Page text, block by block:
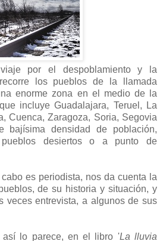
por el despoblamiento y la
los pueblos de la llamada
enorme zona en el medio de la
incluye Guadalajara, Teruel, La
Cuenca, Zaragoza, Soria, Segovia
bajísima densidad de población,
desiertos o a punto de
es periodista, nos da cuenta la
de su historia y situación, y
veces entrevista, a algunos de sus
así lo parece, en el libro 'La lluvia